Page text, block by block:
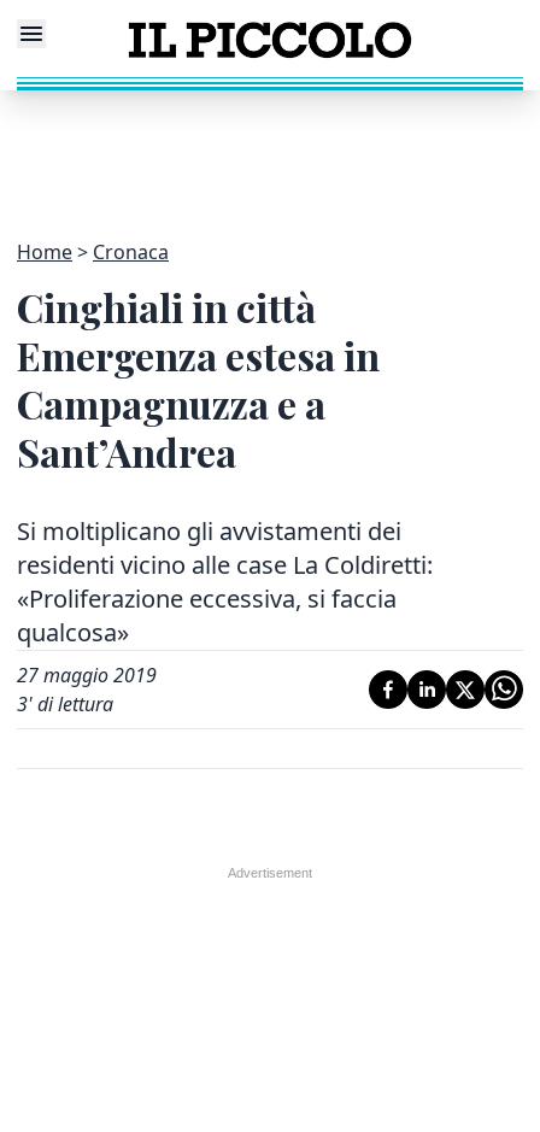
Home Cronaca
Cinghiali in città
Emergenza estesa in
Campagnuzza e a
Sant’Andrea
Si moltiplicano gli avvistamenti dei
residenti vicino alle case La Coldiretti:
«Proliferazione eccessiva, si faccia
qualcosa»
27 maggio 2019
3' di lettura